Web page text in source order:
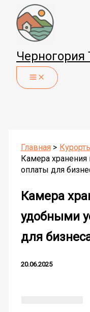
Перейти
содержимому
Черногория
Главная
Камера
оплаты для
Камера
удобными
для
20.06.2025